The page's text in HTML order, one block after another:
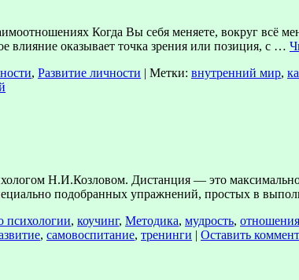
Когда Вы себя меняете, вокруг всё
влияние оказывает точка зрения или позиция, с …
, Развитие личности | Метки: внутренний мир,
Н.И.Козловом. Дистанция — это
подобранных упражнений, простых в
психологии, коучинг, Методика, мудрость, отношения
, самовоспитание, тренинги Оставить